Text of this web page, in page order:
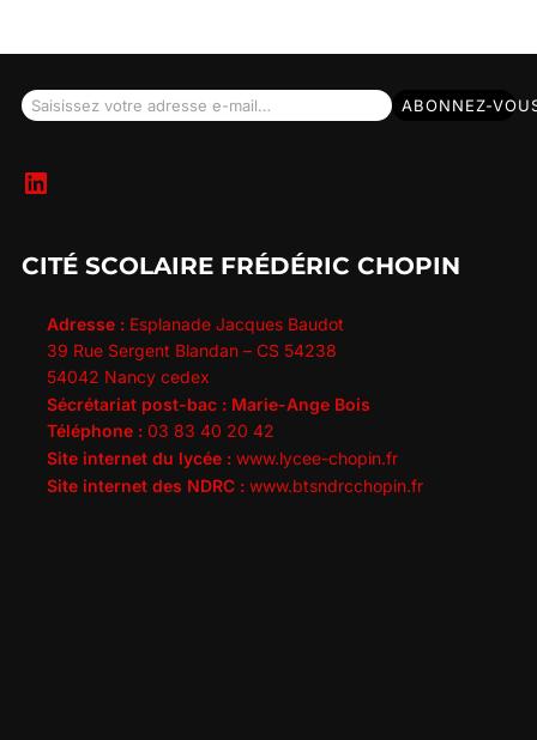
Saisissez votre adresse e-mail…
ABONNEZ-
LinkedIn
CITÉ SCOLAIRE FRÉDÉRIC CHOPIN
Adresse :Esplanade Jacques Baudot
39 Rue Sergent Blandan – CS 54238
54042 Nancy cedex
Sécrétariat post-bac : Marie-Ange Bois
Téléphone :03 83 40 20 42
Site internet du lycée :www.lycee-chopin.fr
Site internet des NDRC :www.btsndrcchopin.fr